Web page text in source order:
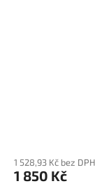
produktu
je
1 528,93 Kč bez DPH
1 850 Kč